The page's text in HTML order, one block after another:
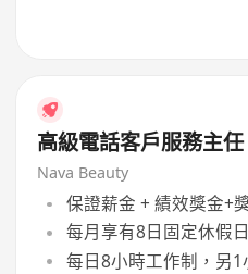
高級電話客戶服務主任
Nava Beauty
保證薪金 + 績效獎金+
每月享有8日固定休假日
每日8小時工作制，另